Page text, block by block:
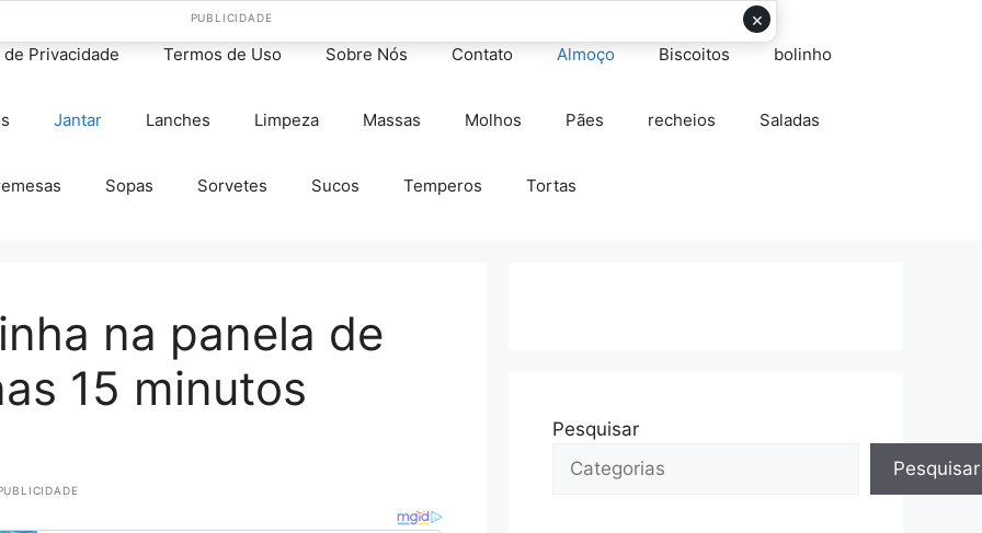
Privacidade Termos de Uso Sobre Nós Contato Almoço Biscoitos bolinho
Jantar Lanches Limpeza Massas Molhos Pães recheios Saladas
Sopas Sorvetes Sucos Temperos Tortas
na panela de
15 minutos
Pesquisar
Pesquisar
×
PUBLICIDADE